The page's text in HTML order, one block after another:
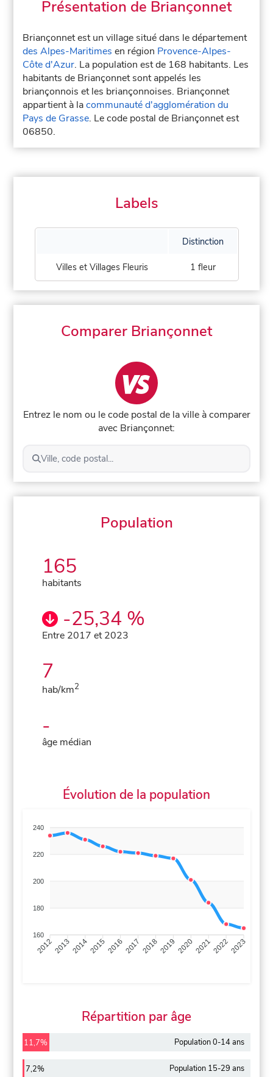
Présentation de Briançonnet
Briançonnet est un village situé dans le département
des Alpes-Maritimes en région Provence-Alpes-
Côte d'Azur. La population est de 168 habitants. Les
habitants de Briançonnet sont appelés les
briançonnois et les briançonnoises. Briançonnet
appartient à lacommunauté d'agglomération du
Pays de Grasse. Le code postal de Briançonnet est
06850.
Labels
Distinction
Villes et Villages Fleuris 1 fleur
Comparer Briançonnet
Entrez le nom ou le code postal de la ville à comparer
avec Briançonnet:
Ville, code postal...
Population
165
habitants
-25,34 %
Entre 2017 et 2023
7
hab/km2
-
âge médian
Évolution de la population
240
220
200
180
160
201220132014201520162017 20182019 2020202120222023
Répartition par âge
11,7% Population 0-14 ans
7,2% Population 15-29 ans